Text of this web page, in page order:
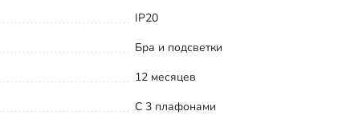
IP20
Бра и подсветки
12 месяцев
С 3 плафонами